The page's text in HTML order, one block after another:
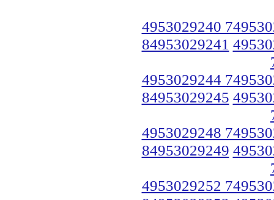
4953029240
84953029241
4953029244
84953029245
4953029248
84953029249
4953029252